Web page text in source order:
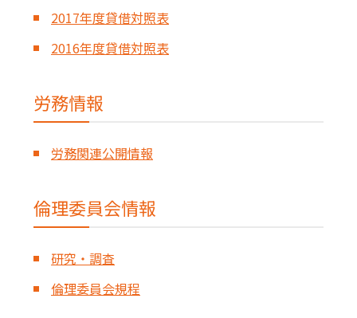
2017年度貸借対照表
2016年度貸借対照表
労務情報
労務関連公開情報
倫理委員会情報
研究・調査
倫理委員会規程